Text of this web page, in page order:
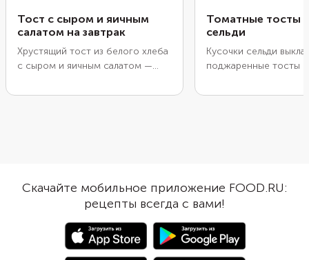
Тост с сыром и яичным
салатом на завтрак
Хрустящий тост из белого хлеба
с сыром и яичным салатом —
белкового завтрака. Яйца можно
Сыр подойдет любой
полутвердый, но лучше взять
чеддер, потому что он хорошо
Томатные тосты
сельди
Кусочки сельди
поджаренные тосты
лука и белого вина.
могут взять
Разрежьте хлеб на
кусочки, чтобы
миниатюрные тосты
укус. Для блюда
сельдь в масле,
Скачайте мобильное приложение FOOD.RU:
рецепты всегда с вами!